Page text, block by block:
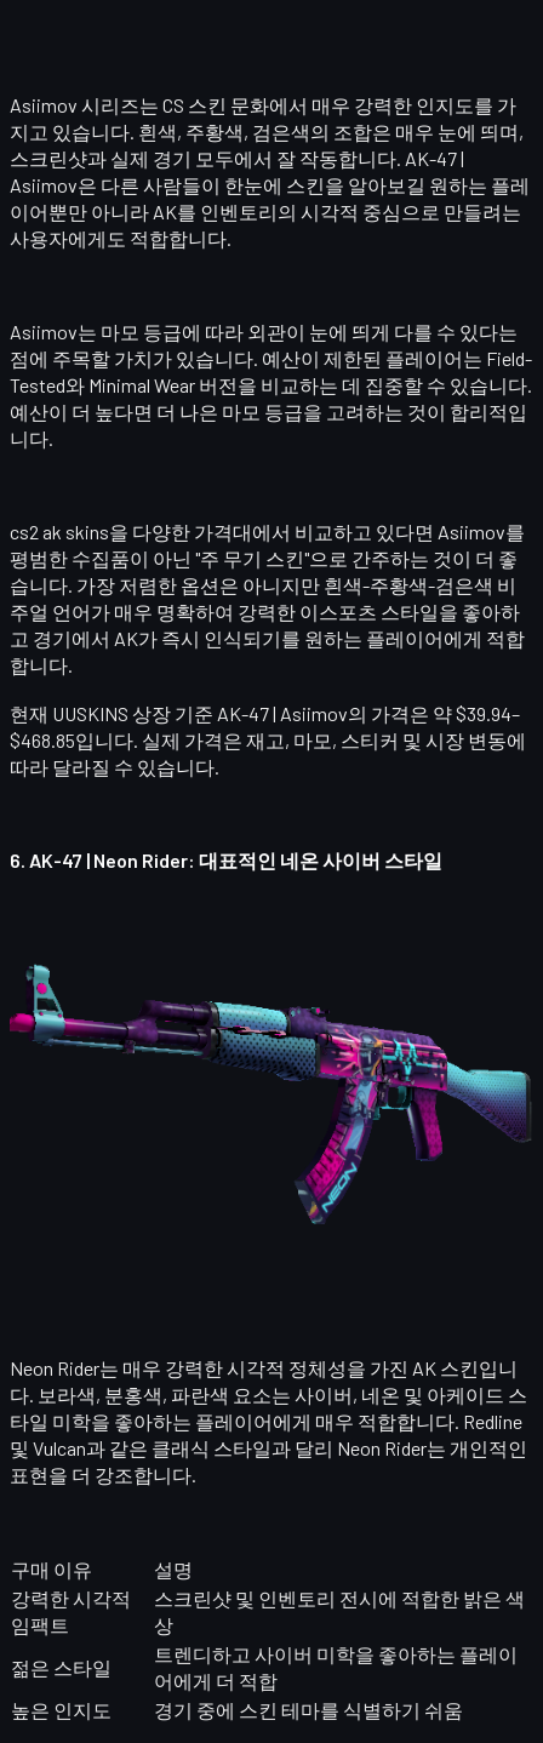
Asiimov 시리즈는 CS 스킨 문화에서 매우 강력한 인지도를 가
지고 있습니다. 흰색, 주황색, 검은색의 조합은 매우 눈에 띄며,
스크린샷과 실제 경기 모두에서 잘 작동합니다. AK-47 |
Asiimov은 다른 사람들이 한눈에 스킨을 알아보길 원하는 플레
이어뿐만 아니라 AK를 인벤토리의 시각적 중심으로 만들려는
사용자에게도 적합합니다.
Asiimov는 마모 등급에 따라 외관이 눈에 띄게 다를 수 있다는
점에 주목할 가치가 있습니다. 예산이 제한된 플레이어는 Field-
Tested와 Minimal Wear 버전을 비교하는 데 집중할 수 있습니다.
예산이 더 높다면 더 나은 마모 등급을 고려하는 것이 합리적입
니다.
cs2 ak skins을 다양한 가격대에서 비교하고 있다면 Asiimov를
평범한 수집품이 아닌 "주 무기 스킨"으로 간주하는 것이 더 좋
습니다. 가장 저렴한 옵션은 아니지만 흰색-주황색-검은색 비
주얼 언어가 매우 명확하여 강력한 이스포츠 스타일을 좋아하
고 경기에서 AK가 즉시 인식되기를 원하는 플레이어에게 적합
합니다.
현재 UUSKINS 상장 기준 AK-47 | Asiimov의 가격은 약 $39.94–
$468.85입니다. 실제 가격은 재고, 마모, 스티커 및 시장 변동에
따라 달라질 수 있습니다.
6. AK-47 | Neon Rider: 대표적인 네온 사이버 스타일
Neon Rider는 매우 강력한 시각적 정체성을 가진 AK 스킨입니
다. 보라색, 분홍색, 파란색 요소는 사이버, 네온 및 아케이드 스
타일 미학을 좋아하는 플레이어에게 매우 적합합니다. Redline
및 Vulcan과 같은 클래식 스타일과 달리 Neon Rider는 개인적인
표현을 더 강조합니다.
구매 이유
설명
강력한 시각적
임팩트
스크린샷 및 인벤토리 전시에 적합한 밝은 색
상
젊은 스타일
트렌디하고 사이버 미학을 좋아하는 플레이
어에게 더 적합
높은 인지도
경기 중에 스킨 테마를 식별하기 쉬움